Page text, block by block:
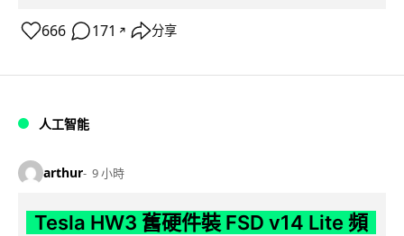
666 171 ↗ 分享
人工智能
arthur 9 小時
Tesla HW3 舊硬件裝 FSD v14 Lite 頻